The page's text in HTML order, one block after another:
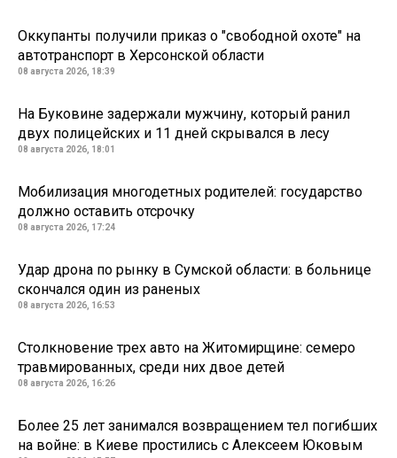
Оккупанты получили приказ о "свободной охоте" на
автотранспорт в Херсонской области
08 августа 2026, 18:39
На Буковине задержали мужчину, который ранил
двух полицейских и 11 дней скрывался в лесу
08 августа 2026, 18:01
Мобилизация многодетных родителей: государство
должно оставить отсрочку
08 августа 2026, 17:24
Удар дрона по рынку в Сумской области: в больнице
скончался один из раненых
08 августа 2026, 16:53
Столкновение трех авто на Житомирщине: семеро
травмированных, среди них двое детей
08 августа 2026, 16:26
Более 25 лет занимался возвращением тел погибших
на войне: в Киеве простились с Алексеем Юковым